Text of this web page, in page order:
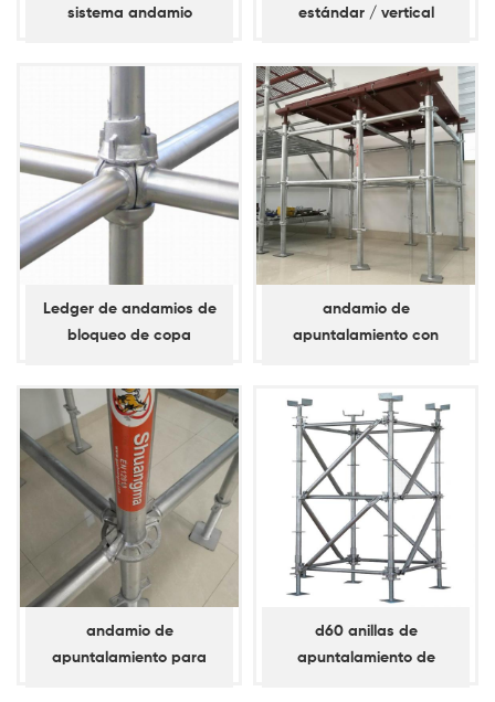
sistema andamio
estándar / vertical
Ledger de andamios de
bloqueo de copa
andamio de
apuntalamiento con
estándar / vertical
andamio de
apuntalamiento para
d60 anillas de
apuntalamiento de